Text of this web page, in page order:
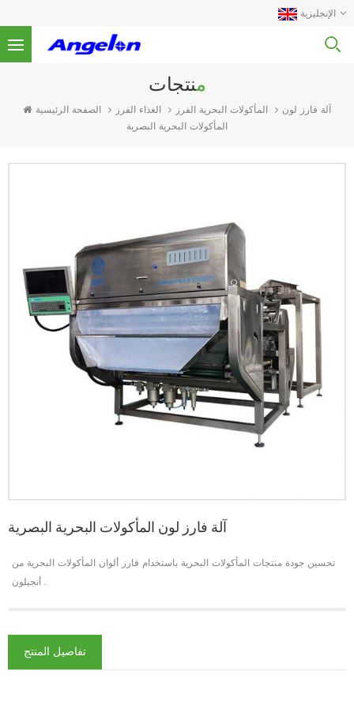
الإنجليزية
منتجات
الصفحة الرئيسية الغذاء الفرز المأكولات البحرية الفرز
آلة فارز لون
المأكولات البحرية البصرية
آلة فارز لون المأكولات البحرية البصرية
تحسين جودة منتجات المأكولات البحرية باستخدام فارز ألوان المأكولات البحرية من
أنجيلون .
تفاصيل المنتج